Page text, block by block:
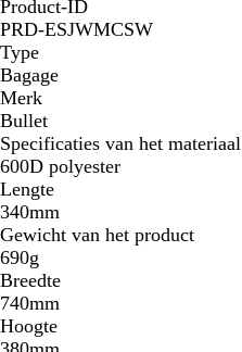
Product-ID
PRD-ESJWMCSW
Type
Bagage
Merk
Bullet
Specificaties van het materiaal
600D polyester
Lengte
340mm
Gewicht van het product
690g
Breedte
740mm
Hoogte